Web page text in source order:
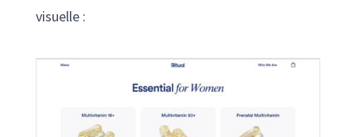
visuelle :